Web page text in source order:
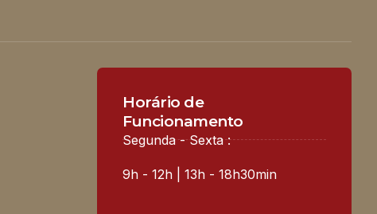
Horário de
Funcionamento
Segunda - Sexta :
9h - 12h | 13h - 18h30min